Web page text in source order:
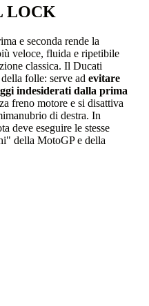
LOCK
e seconda rende la
veloce, fluida e ripetibile
classica. Il Ducati
folle: serve ad evitare
indesiderati dalla prima
freno motore e si disattiva
di destra. In
deve eseguire le stesse
della MotoGP e della